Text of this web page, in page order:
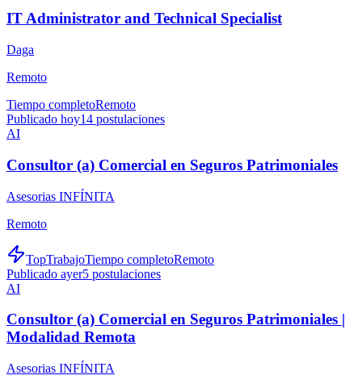
IT Administrator and Technical Specialist
Daga
Remoto
Tiempo completoRemoto
Publicado hoy14 postulaciones
AI
Consultor (a) Comercial en Seguros Patrimoniales
Asesorias INFÍNITA
Remoto
TopTrabajoTiempo completoRemoto
Publicado ayer5 postulaciones
AI
Consultor (a) Comercial en Seguros Patrimoniales |
Modalidad Remota
Asesorias INFÍNITA